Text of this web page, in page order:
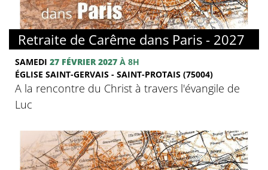
© FMJ
Retraite de Carême dans Paris - 2027
SAMEDI 27 FÉVRIER 2027 À 8H
ÉGLISE SAINT-GERVAIS - SAINT-PROTAIS (75004)
A la rencontre du Christ à travers l'évangile de
Luc